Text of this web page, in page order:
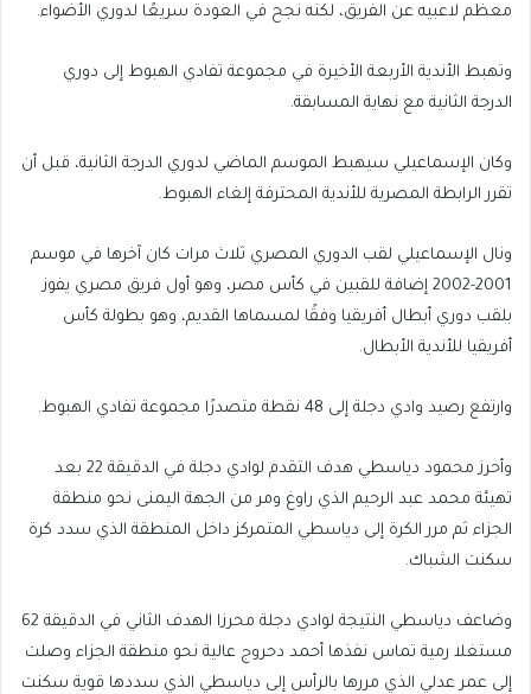
2
list
معظم لاعبيه عن الفريق، لكنه نجح في العودة سريعًا لدوري الأضواء.
وتهبط الأندية الأربعة الأخيرة في مجموعة تفادي الهبوط إلى دوري
الدرجة الثانية مع نهاية المسابقة.
وكان الإسماعيلي سيهبط الموسم الماضي لدوري الدرجة الثانية، قبل أن
تقرر الرابطة المصرية للأندية المحترفة إلغاء الهبوط.
ونال الإسماعيلي لقب الدوري المصري ثلاث مرات كان آخرها في موسم
2001-2002 إضافة للقبين في كأس مصر، وهو أول فريق مصري يفوز
بلقب دوري أبطال أفريقيا وفقًا لمسماها القديم، وهو بطولة كأس
أفريقيا للأندية الأبطال.
وارتفع رصيد وادي دجلة إلى 48 نقطة متصدرًا مجموعة تفادي الهبوط.
وأحرز محمود دياسطي هدف التقدم لوادي دجلة في الدقيقة 22 بعد
تهيئة محمد عبد الرحيم الذي راوغ ومر من الجهة اليمنى نحو منطقة
الجزاء ثم مرر الكرة إلى دياسطي المتمركز داخل المنطقة الذي سدد كرة
سكنت الشباك.
وضاعف دياسطي النتيجة لوادي دجلة محرزا الهدف الثاني في الدقيقة 62
مستغلا رمية تماس نفذها أحمد دحروج عالية نحو منطقة الجزاء وصلت
إلى عمر عدلي الذي مررها بالرأس إلى دياسطي الذي سددها قوية سكنت